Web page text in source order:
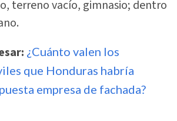
terreno vacío, gimnasio; dentro
¿Cuánto valen los
que Honduras habría
empresa de fachada?